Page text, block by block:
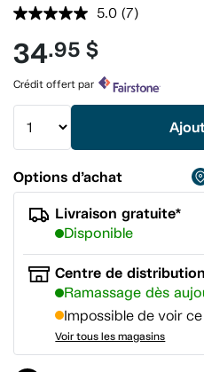
5.0 Lire
vers
la
(7)
34.95 $
Crédit offert par
Options d’achat
Livraison gratuite*
Disponible
Centre de
Ramassage dès
Impossible de voir
Voir tous les magasins